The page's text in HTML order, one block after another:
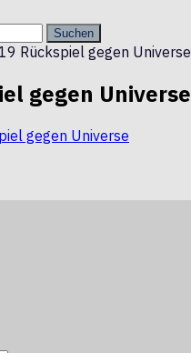
Rückspiel gegen Universe
gegen Universe